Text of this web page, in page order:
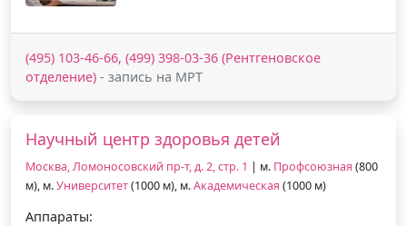
(495) 103-46-66, (499) 398-03-36 (Рентгеновское
отделение) - запись на МРТ
Научный центр здоровья детей
Москва, Ломоносовский пр-т, д. 2, стр. 1 | м. Профсоюзная (800
м), м.Университет(1000 м), м.Академическая (1000 м)
Аппараты: